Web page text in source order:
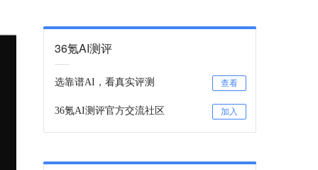
36氪AI测评
选靠谱AI，看真实评测 查看
36氪AI测评官方交流社区 加入